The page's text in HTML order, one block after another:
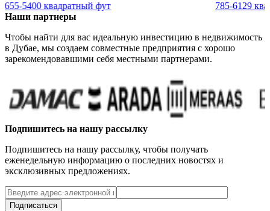
655-5400 квадратный фут
785-6129
Наши партнеры
Чтобы найти для вас идеальную инвестицию в недвижимость
в Дубае, мы создаем совместные предприятия с хорошо
зарекомендовавшими себя местными партнерами.
Подпишитесь на нашу рассылку
Подпишитесь на нашу рассылку, чтобы получать
еженедельную информацию о последних новостях и
эксклюзивных предложениях.
Подписаться